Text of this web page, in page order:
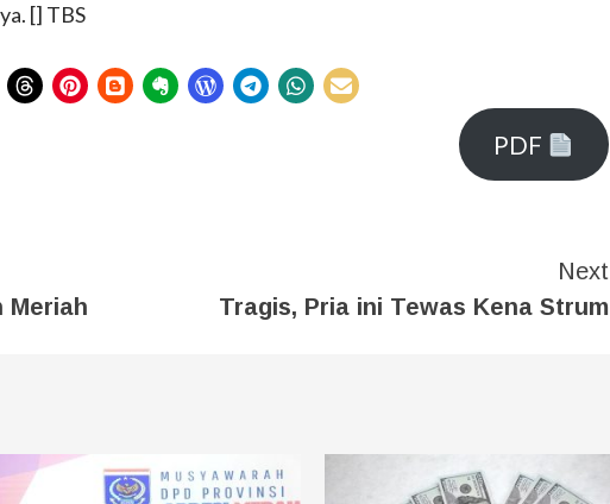
[] TBS
PDF
Meriah
Next
Tragis, Pria ini Tewas Kena Strum